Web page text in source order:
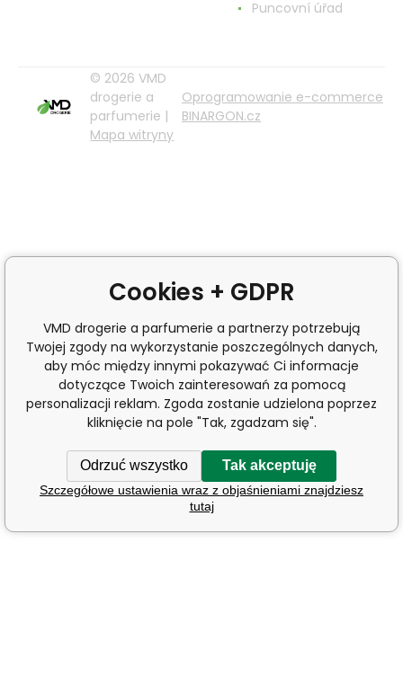
Puncovní úřad
© 2026 VMD
drogerie a
parfumerie |
Mapa witryny
Oprogramowanie e-commerce
BINARGON.cz
Cookies + GDPR
VMD drogerie a parfumerie a partnerzy potrzebują
Twojej zgody na wykorzystanie poszczególnych danych,
aby móc między innymi pokazywać Ci informacje
dotyczące Twoich zainteresowań za pomocą
personalizacji reklam. Zgoda zostanie udzielona poprzez
kliknięcie na pole "Tak, zgadzam się".
Odrzuć wszystko Tak akceptuję
Szczegółowe ustawienia wraz z objaśnieniami znajdziesz
tutaj